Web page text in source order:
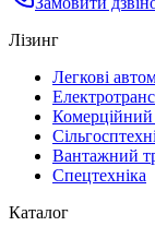
Лізинг
Легкові
Комерційний
Вантажний
Спецтехніка
Каталог